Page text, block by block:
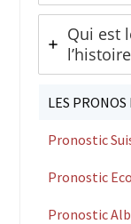
Qui est
LES
Pronostic
Pronostic
Pronostic